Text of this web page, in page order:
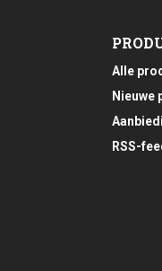
Alle
Nieuwe
RSS-